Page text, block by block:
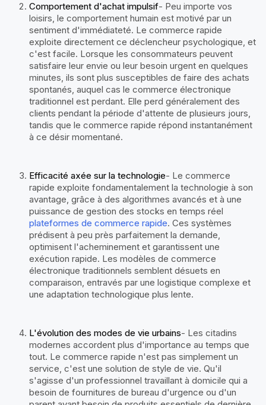
Comportement d'achat impulsif- Peu importe vos
loisirs, le comportement humain est motivé par un
sentiment d'immédiateté. Le commerce rapide
exploite directement ce déclencheur psychologique, et
c'est facile. Lorsque les consommateurs peuvent
satisfaire leur envie ou leur besoin urgent en quelques
minutes, ils sont plus susceptibles de faire des achats
spontanés, auquel cas le commerce électronique
traditionnel est perdant. Elle perd généralement des
clients pendant la période d'attente de plusieurs jours,
tandis que le commerce rapide répond instantanément
à ce désir momentané.
Efficacité axée sur la technologie- Le commerce
rapide exploite fondamentalement la technologie à son
avantage, grâce à des algorithmes avancés et à une
puissance de gestion des stocks en temps réel
plateformes de commerce rapide. Ces systèmes
prédisent à peu près parfaitement la demande,
optimisent l'acheminement et garantissent une
exécution rapide. Les modèles de commerce
électronique traditionnels semblent désuets en
comparaison, entravés par une logistique complexe et
une adaptation technologique plus lente.
L'évolution des modes de vie urbains- Les citadins
modernes accordent plus d'importance au temps que
tout. Le commerce rapide n'est pas simplement un
service, c'est une solution de style de vie. Qu'il
s'agisse d'un professionnel travaillant à domicile qui a
besoin de fournitures de bureau d'urgence ou d'un